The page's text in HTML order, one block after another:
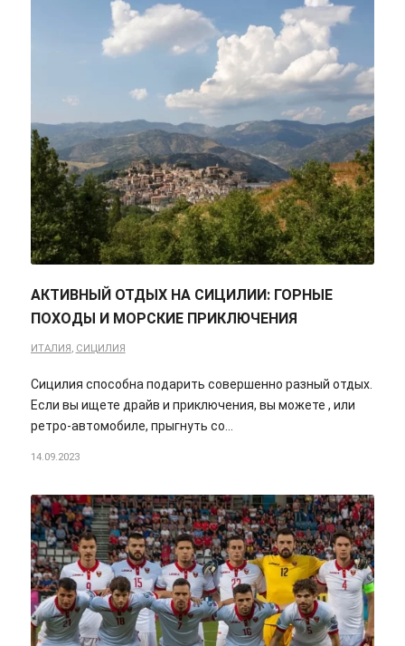
АКТИВНЫЙ ОТДЫХ НА СИЦИЛИИ: ГОРНЫЕ
ПОХОДЫ И МОРСКИЕ ПРИКЛЮЧЕНИЯ
ИТАЛИЯ , СИЦИЛИЯ
Сицилия способна подарить совершенно разный отдых.
Если вы ищете драйв и приключения, вы можете , или
ретро-автомобиле, прыгнуть со…
14.09.2023